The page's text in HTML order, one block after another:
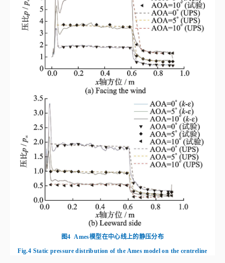
图4 Ames模型在中心线上的静压分布
Fig.4 Static pressure distribution of the Ames model on the centreline